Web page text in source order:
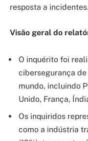
resposta a incidentes.
Visão geral do
O inquérito foi
cibersegurança
mundo, incluindo
Unido, França,
Os inquiridos
como a indústria